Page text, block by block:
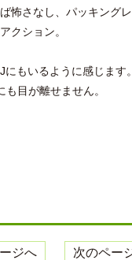
怖さなし、パッキング
クション。
にもいるように感じます
目が離せません。
ジへ 次のペー